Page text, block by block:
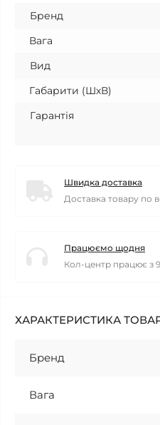
Бренд
Вага
Вид
Габарити (ШхВ)
Гарантія
Швидка доставка
Доставка товару по
Працюємо щодня
Кол-центр працює з
ХАРАКТЕРИСТИКА
Бренд
Вага